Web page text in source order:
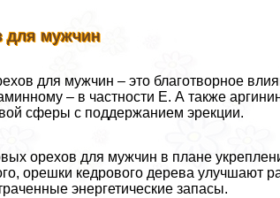
для мужчин
для мужчин – это благотворное
– в частности Е. А также
сферы с поддержанием эpeкции.
орехов для мужчин в плане
орешки кедрового дерева улучшают
энергетические запасы.